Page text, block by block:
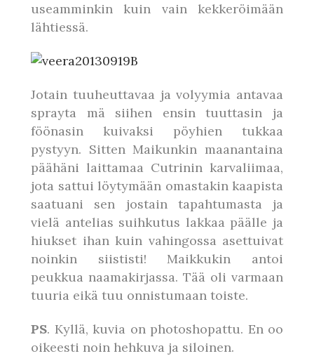
useamminkin kuin vain kekkeröimään
lähtiessä.
Jotain tuuheuttavaa ja volyymia antavaa
sprayta mä siihen ensin tuuttasin ja
föönasin kuivaksi pöyhien tukkaa
pystyyn. Sitten Maikunkin maanantaina
päähäni laittamaa Cutrinin karvaliimaa,
jota sattui löytymään omastakin kaapista
saatuani sen jostain tapahtumasta ja
vielä antelias suihkutus lakkaa päälle ja
hiukset ihan kuin vahingossa asettuivat
noinkin siististi! Maikkukin antoi
peukkua naamakirjassa. Tää oli varmaan
tuuria eikä tuu onnistumaan toiste.
PS. Kyllä, kuvia on photoshopattu. En oo
oikeesti noin hehkuva ja siloinen.